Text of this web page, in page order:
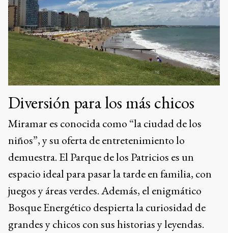
Diversión para los más chicos
Miramar es conocida como “la ciudad de los
niños”, y su oferta de entretenimiento lo
demuestra. El Parque de los Patricios es un
espacio ideal para pasar la tarde en familia, con
juegos y áreas verdes. Además, el enigmático
Bosque Energético despierta la curiosidad de
grandes y chicos con sus historias y leyendas.